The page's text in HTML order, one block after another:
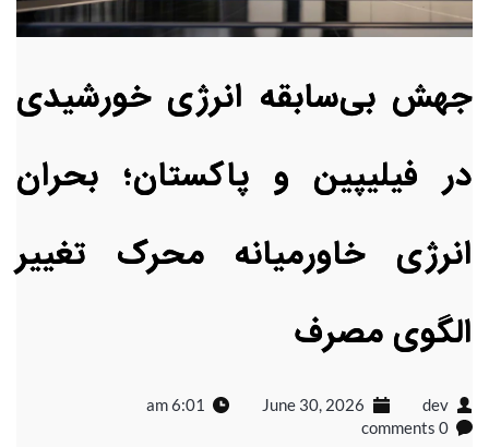
جهش بی‌سابقه انرژی خورشیدی
در فیلیپین و پاکستان؛ بحران
انرژی خاورمیانه محرک تغییر
الگوی مصرف
dev
June 30, 2026
6:01 am
0 comments